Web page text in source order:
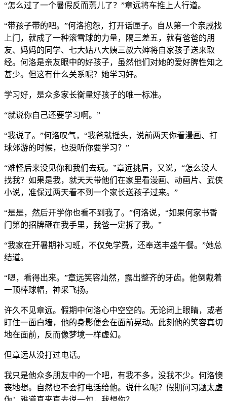
“怎么过了一个暑假反而蔫儿了？”章远将车推上人行道。
“带孩子带的吧。”何洛抱怨，打开话匣子。自从第一个亲戚找
上门，就成了一种滚雪球的力量，隔三差五，就有爸爸的朋
友、妈妈的同学、七大姑八大姨三叔六婶将自家孩子送来取
经。何洛是亲友眼中的好孩子，虽然他们对她的爱好脾性知之
甚少。但这有什么关系呢？她学习好。
学习好，是众多家长衡量好孩子的唯一标准。
“就说你自己还要学习啊。”
“我说了。”何洛叹气，“我爸就摇头，说前两天你看漫画、打
球郊游的时候，也没听你要学习？”
“难怪后来没见你和我们去玩。”章远挑眉，又说，“怎么没人
找我？如果是我，就天天带他们在家里看漫画、动画片、武侠
小说，准保过两天看不到一个家长送孩子过来。”
“是是，然后开学你也看不到我了。”何洛说，“如果何家书香
门第的招牌砸在我手里，我爸一定拆了我。”
“我家在开暑期补习班，不仅免学费，还奉送丰盛午餐。”她总
结道。
“嗯，看得出来。”章远笑容灿然，露出整齐的牙齿。他倒戴着
一顶棒球帽，神采飞扬。
许久不见章远。假期中何洛心中空空的。无论闭上眼睛，或者
盯住一面白墙，他的身影便会在面前晃动。此刻他的笑容真切
地在面前，反而像梦境一样虚幻。
但章远从没打过电话。
我只是他众多朋友中的一个吧，有我不多，没我不少。何洛懊
丧地想。自然也不会打电话给他。说什么呢？假期问习题太虚